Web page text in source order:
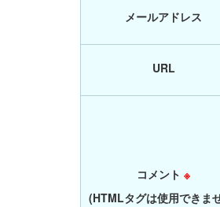
メールアドレス
URL
コメント ※
(HTMLタグは使用できま